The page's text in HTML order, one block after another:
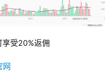
享受20%返佣
网